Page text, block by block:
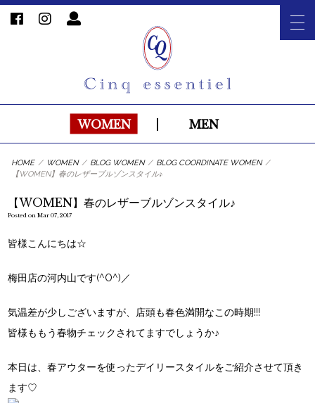
WOMEN MEN
HOME / WOMEN / BLOG WOMEN / BLOG COORDINATE WOMEN /
【WOMEN】春のレザーブルゾンスタイル♪
【WOMEN】春のレザーブルゾンスタイル♪
Posted on Mar 07, 2017
皆様こんにちは☆
梅田店の河内山です(^O^)／
気温差が少しございますが、店頭も春色満開なこの時期!!!
皆様ももう春物チェックされてますでしょうか♪
本日は、春アウターを使ったデイリースタイルをご紹介させて頂き
ます♡